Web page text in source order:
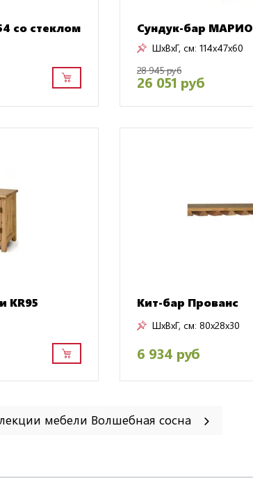
со стеклом Сундук-бар МАРИО
ШxВxГ, см: 114x47x60
28 945 руб
26 051 руб
KR95 Кит-бар Прованс
ШxВxГ, см: 80x28x30
6 934 руб
мебели Волшебная сосна